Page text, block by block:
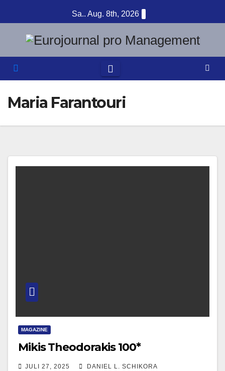
Inhalt
springen
Sa.. Aug. 8th, 2026
Maria Farantouri
MAGAZINE
Mikis Theodorakis 100*
JULI 27, 2025 DANIEL L. SCHIKORA